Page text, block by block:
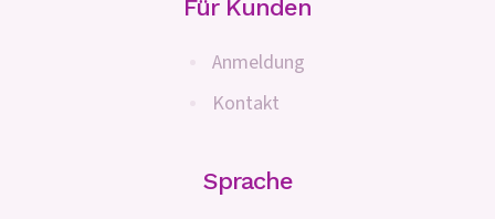
Für Kunden
Anmeldung
Kontakt
Sprache